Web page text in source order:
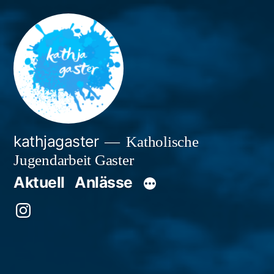
Zum
Inhalt
springen
kathjagaster
Katholische
Jugendarbeit Gaster
Aktuell Anlässe
Besuche